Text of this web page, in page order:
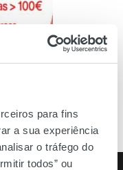
para fins
a sua experiência
o tráfego do
todos” ou